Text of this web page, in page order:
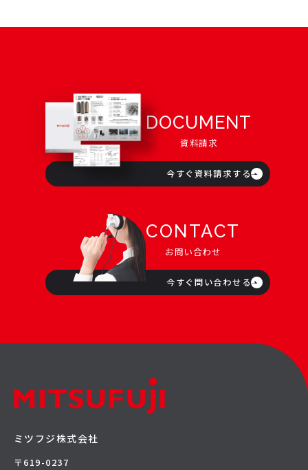
DOCUMENT
資料請求
今すぐ資料請求する
CONTACT
お問い合わせ
今すぐ問い合わせる
ミツフジ株式会社
〒619-0237